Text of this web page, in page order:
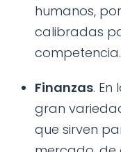
humanos,
calibradas
competencia.
Finanzas.
gran
que sirven